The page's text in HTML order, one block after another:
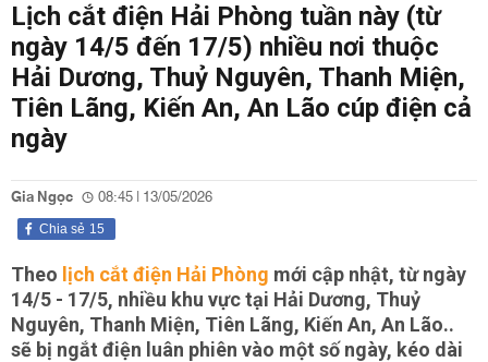
Lịch cắt điện Hải Phòng tuần này (từ
ngày 14/5 đến 17/5) nhiều nơi thuộc
Hải Dương, Thuỷ Nguyên, Thanh Miện,
Tiên Lãng, Kiến An, An Lão cúp điện cả
ngày
Gia Ngọc 08:45 | 13/05/2026
15
Chia sẻ
Theo lịch cắt điện Hải Phòng mới cập nhật, từ ngày
14/5 - 17/5, nhiều khu vực tại Hải Dương, Thuỷ
Nguyên, Thanh Miện, Tiên Lãng, Kiến An, An Lão..
sẽ bị ngắt điện luân phiên vào một số ngày, kéo dài